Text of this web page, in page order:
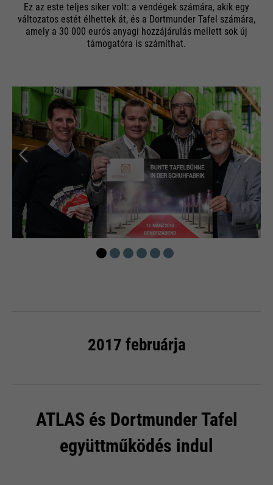
Ez az este teljes siker volt: a vendégek számára, akik egy
változatos estét élhettek át, és a Dortmunder Tafel számára,
amely a 30 000 eurós anyagi hozzájárulás mellett sok új
támogatóra is számíthat.
2017 februárja
ATLAS és Dortmunder Tafel
együttműködés indul